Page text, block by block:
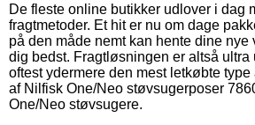
De fleste online butikker udlover i dag
fragtmetoder. Et hit er nu om dage
på den måde nemt kan hente dine nye
dig bedst. Fragtløsningen er altså ultra
oftest ydermere den mest letkøbte
af Nilfisk One/Neo støvsugerposer
One/Neo støvsugere.